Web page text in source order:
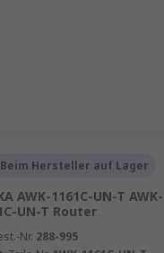
Beim Hersteller auf Lager
AWK-1161C-UN-T AWK-
UN-T Router
Nr. 288-995